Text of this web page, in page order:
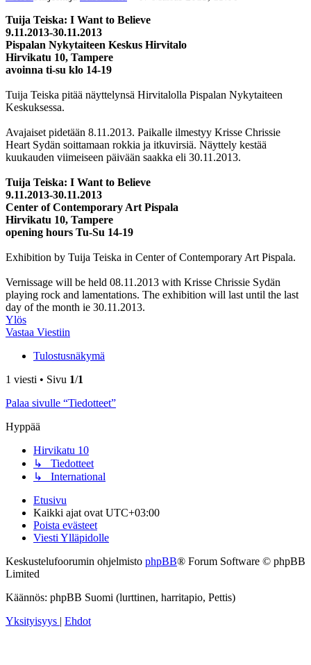
Tuija Teiska: I Want to Believe
9.11.2013-30.11.2013
Pispalan Nykytaiteen Keskus Hirvitalo
Hirvikatu 10, Tampere
avoinna ti-su klo 14-19
Tuija Teiska pitää näyttelynsä Hirvitalolla Pispalan Nykytaiteen
Keskuksessa.
Avajaiset pidetään 8.11.2013. Paikalle ilmestyy Krisse Chrissie
Heart Sydän soittamaan rokkia ja itkuvirsiä. Näyttely kestää
kuukauden viimeiseen päivään saakka eli 30.11.2013.
Tuija Teiska: I Want to Believe
9.11.2013-30.11.2013
Center of Contemporary Art Pispala
Hirvikatu 10, Tampere
opening hours Tu-Su 14-19
Exhibition by Tuija Teiska in Center of Contemporary Art Pispala.
Vernissage will be held 08.11.2013 with Krisse Chrissie Sydän
playing rock and lamentations. The exhibition will last until the last
day of the month ie 30.11.2013.
Ylös
Vastaa Viestiin
Tulostusnäkymä
1 viesti • Sivu 1/1
Palaa sivulle “Tiedotteet”
Hyppää
Hirvikatu 10
↳ Tiedotteet
↳ International
Etusivu
Kaikki ajat ovat UTC+03:00
Poista evästeet
Viesti Ylläpidolle
Keskustelufoorumin ohjelmisto phpBB® Forum Software © phpBB
Limited
Käännös: phpBB Suomi (lurttinen, harritapio, Pettis)
Yksityisyys | Ehdot